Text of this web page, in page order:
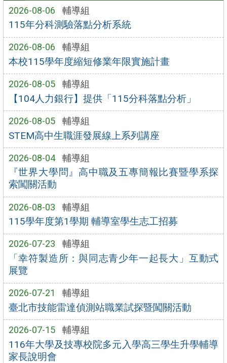
2026-08-06 輔導組
115年分科測驗落點分析系統
2026-08-06 輔導組
本校115學年度縮短修業年限實施計畫
2026-08-05 輔導組
【104人力銀行】提供「115分科落點分析」
2026-08-05 輔導組
STEM高中生職涯發展線上系列講座
2026-08-04 輔導組
『世界大學問』高中職及五專簡報比賽暨學系探
索闖關活動
2026-08-03 輔導組
115學年度第1學期 輔導室學生志工招募
2026-07-23 輔導組
「幸符製造所：與同志青少年一起長大」互動式
展覽
2026-07-21 輔導組
臺北市技能雷達偵測站職業試探暨闖關活動
2026-07-15 輔導組
116年大學及技專校院多元入學高三學生升學輔導
家長說明會